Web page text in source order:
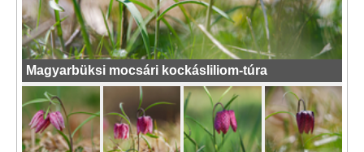
Magyarbüksi mocsári kockásliliom-túra